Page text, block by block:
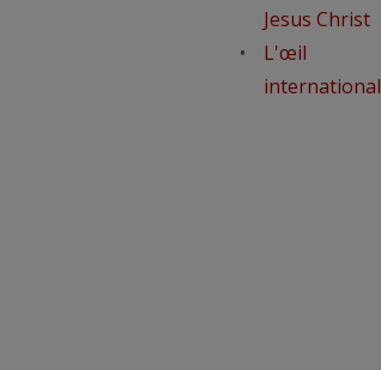
Jesus Christ
L'œil
international